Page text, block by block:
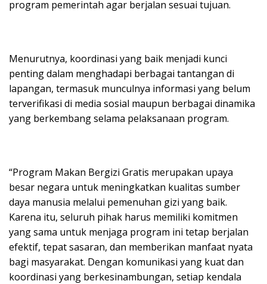
program pemerintah agar berjalan sesuai tujuan.
Menurutnya, koordinasi yang baik menjadi kunci
penting dalam menghadapi berbagai tantangan di
lapangan, termasuk munculnya informasi yang belum
terverifikasi di media sosial maupun berbagai dinamika
yang berkembang selama pelaksanaan program.
“Program Makan Bergizi Gratis merupakan upaya
besar negara untuk meningkatkan kualitas sumber
daya manusia melalui pemenuhan gizi yang baik.
Karena itu, seluruh pihak harus memiliki komitmen
yang sama untuk menjaga program ini tetap berjalan
efektif, tepat sasaran, dan memberikan manfaat nyata
bagi masyarakat. Dengan komunikasi yang kuat dan
koordinasi yang berkesinambungan, setiap kendala